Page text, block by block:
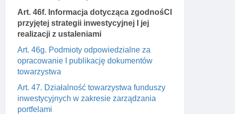
Art. 46f. Informacja dotycząca zgodnośCI
przyjętej strategii inwestycyjnej I jej
realizacji z ustaleniami
Art. 46g. Podmioty odpowiedzialne za
opracowanie I publikację dokumentów
towarzystwa
Art. 47. Działalność towarzystwa funduszy
inwestycyjnych w zakresie zarządzania
portfelami